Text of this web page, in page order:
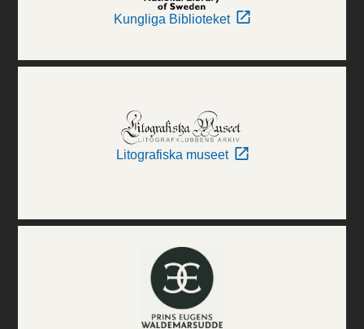
Kungliga Biblioteket
Litografiska museet